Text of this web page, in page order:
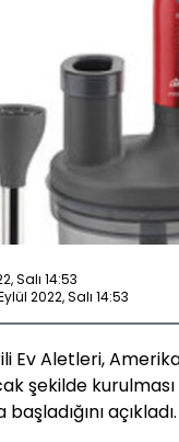
Salı 14:53
2022, Salı 14:53
Ev Aletleri,
şekilde
açıkladı.